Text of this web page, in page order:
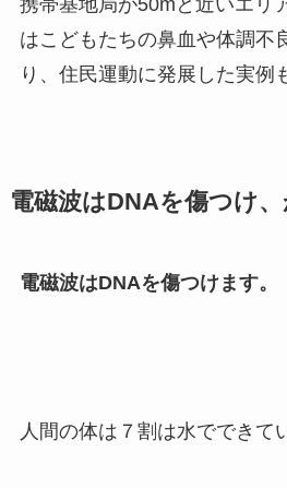
携帯基地局が50mと近いエリ
はこどもたちの鼻血や体調不
り、住民運動に発展した実例
電磁波はDNAを傷つけ
電磁波はDNAを傷つけます。
人間の体は７割は水でできて